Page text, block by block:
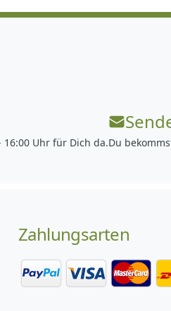
16:00 Uhr für Dich da.Du
Zahlungsarten